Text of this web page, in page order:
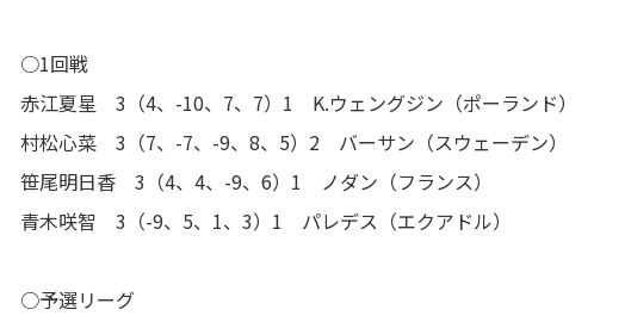
○1回戦
赤江夏星 3（4、-10、7、7）1 K.ウェングジン（ポーランド）
村松心菜 3（7、-7、-9、8、5）2 バーサン（スウェーデン）
笹尾明日香 3（4、4、-9、6）1 ノダン（フランス）
青木咲智 3（-9、5、1、3）1 パレデス（エクアドル）
○予選リーグ